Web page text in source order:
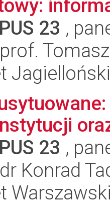
23 ,
23 ,
Konrad